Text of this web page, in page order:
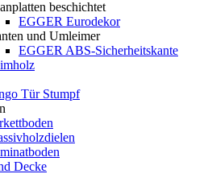
beschichtet
EGGER Eurodekor
und Umleimer
EGGER ABS-Sicherheitskante
Tür Stumpf
Decke